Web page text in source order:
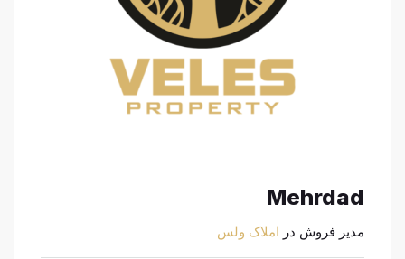
Mehrdad
مدیر فروش دراملاک ولس